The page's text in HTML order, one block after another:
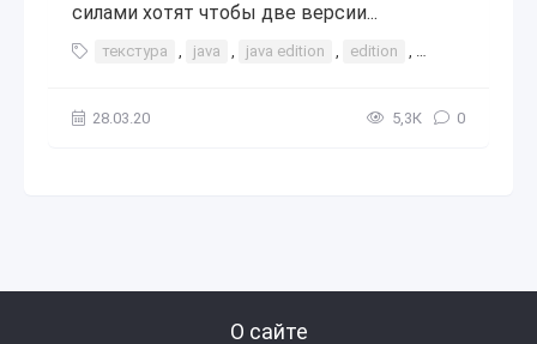
силами хотят чтобы две версии...
текстура , java , java edition , edition , звуки
28.03.20 5,3К 0
О сайте